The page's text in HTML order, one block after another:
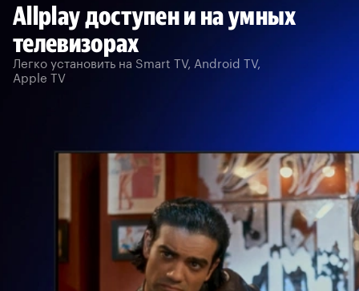
Allplay доступен и на умных
телевизорах
Легко установить на Smart TV, Android TV,
Apple TV